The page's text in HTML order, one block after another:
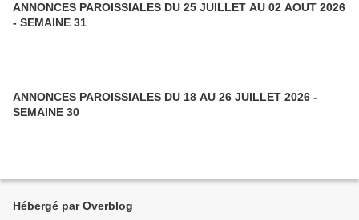
ANNONCES PAROISSIALES DU 25 JUILLET AU 02 AOUT 2026
- SEMAINE 31
ANNONCES PAROISSIALES DU 18 AU 26 JUILLET 2026 -
SEMAINE 30
Hébergé par Overblog